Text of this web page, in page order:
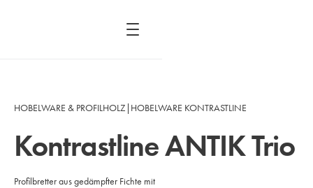
HOBELWARE & PROFILHOLZ | HOBELWARE KONTRASTLINE
Kontrastline ANTIK Trio
Profilbretter aus gedämpfter Fichte mit